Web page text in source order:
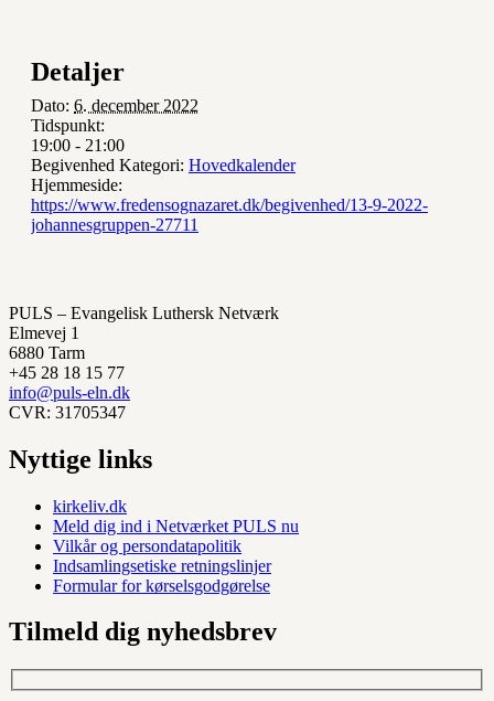
Detaljer
Dato: 6. december 2022
Tidspunkt:
19:00 - 21:00
Begivenhed Kategori: Hovedkalender
Hjemmeside:
https://www.fredensognazaret.dk/begivenhed/13-9-2022-
johannesgruppen-27711
PULS – Evangelisk Luthersk Netværk
Elmevej 1
6880 Tarm
+45 28 18 15 77
info@puls-eln.dk
CVR: 31705347
Nyttige links
kirkeliv.dk
Meld dig ind i Netværket PULS nu
Vilkår og persondatapolitik
Indsamlingsetiske retningslinjer
Formular for kørselsgodgørelse
Tilmeld dig nyhedsbrev